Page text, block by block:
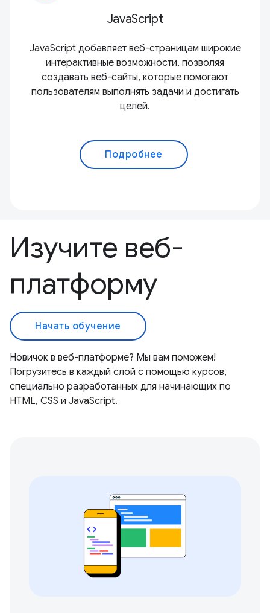
JavaScript
JavaScript добавляет веб-страницам широкие
интерактивные возможности, позволяя
создавать веб-сайты, которые помогают
пользователям выполнять задачи и достигать
целей.
Подробнее
Изучите веб-
платформу
Начать обучение
Новичок в веб-платформе? Мы вам поможем!
Погрузитесь в каждый слой с помощью курсов,
специально разработанных для начинающих по
HTML, CSS и JavaScript.